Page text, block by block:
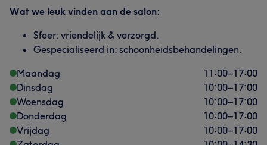
Wat we leuk vinden aan de salon:
Sfeer: vriendelijk & verzorgd.
Gespecialiseerd in: schoonheidsbehandelingen.
Maandag
11:00–17:00
Dinsdag
10:00–17:00
Woensdag
10:00–17:00
Donderdag
10:00–17:00
Vrijdag
10:00–17:00